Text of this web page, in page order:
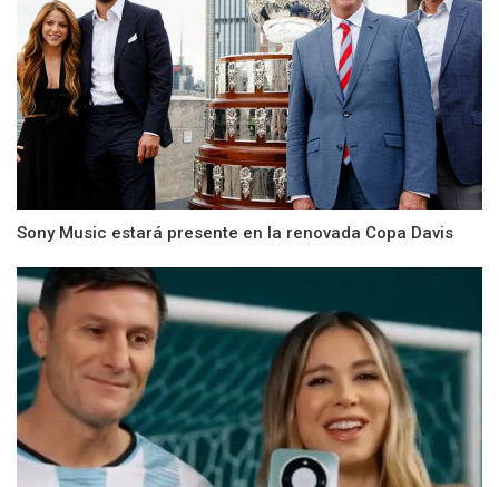
Sony Music estará presente en la renovada Copa Davis